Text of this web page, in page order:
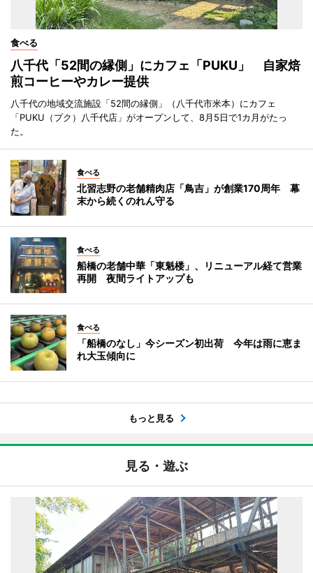
食べる
八千代「52間の縁側」にカフェ「PUKU」 自家焙
煎コーヒーやカレー提供
八千代の地域交流施設「52間の縁側」（八千代市米本）にカフェ
「PUKU（プク）八千代店」がオープンして、8月5日で1カ月がたっ
た。
食べる
北習志野の老舗精肉店「鳥吉」が創業170周年 幕
末から続くのれん守る
食べる
船橋の老舗中華「東魁楼」、リニューアル経て営業
再開 夜間ライトアップも
食べる
「船橋のなし」今シーズン初出荷 今年は雨に恵ま
れ大玉傾向に
もっと見る
見る・遊ぶ